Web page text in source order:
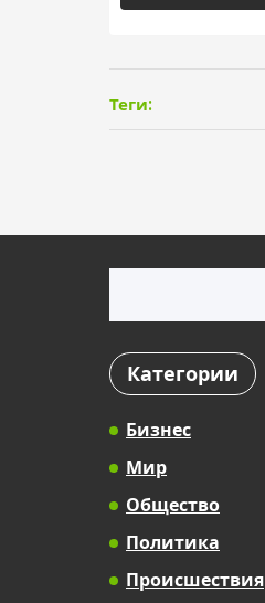
Теги:
Категории
Бизнес
Мир
Общество
Политика
Происшествия